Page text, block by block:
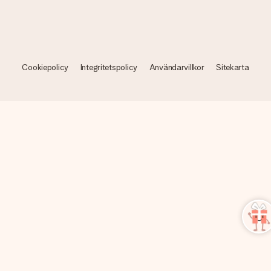
Cookiepolicy Integritetspolicy Användarvillkor Sitekarta